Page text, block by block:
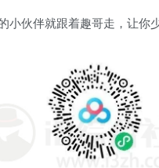
小伙伴就跟着趣哥走，让你